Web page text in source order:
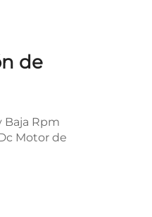
de
Baja Rpm
Motor de